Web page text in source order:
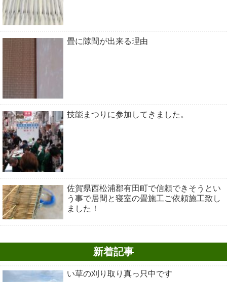
畳に隙間が出来る理由
技能まつりに参加してきました。
佐賀県西松浦郡有田町で信頼できそうとい
う事で居間と寝室の畳施工ご依頼施工致し
ました！
新着記事
い草の刈り取り真っ只中です